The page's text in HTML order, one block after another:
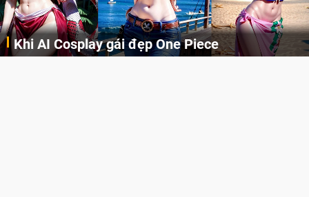
Khi AI Cosplay gái đẹp One Piece